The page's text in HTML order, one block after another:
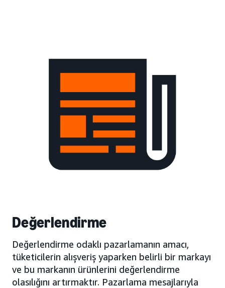
Değerlendirme
Değerlendirme odaklı pazarlamanın amacı,
tüketicilerin alışveriş yaparken belirli bir markayı
ve bu markanın ürünlerini değerlendirme
olasılığını artırmaktır. Pazarlama mesajlarıyla